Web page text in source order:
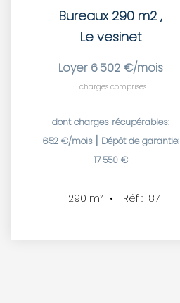
Bureaux 290 m2 ,
Le vesinet
Loyer 6 502 €/mois
charges comprises
dont charges récupérables:
652 €/mois | Dépôt de garantie:
17 550 €
290 m² Réf : 87